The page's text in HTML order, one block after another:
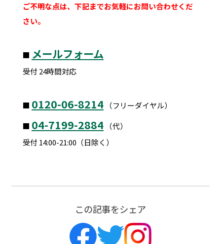
ご不明な点は、下記までお気軽にお問い合わせくだ
さい。
■ メールフォーム
受付 24時間対応
■ 0120-06-8214（フリーダイヤル）
■ 04-7199-2884（代）
受付 14:00-21:00（日除く）
この記事をシェア